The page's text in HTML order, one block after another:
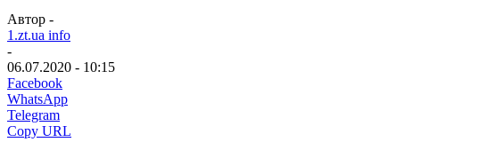
Автор -
1.zt.ua info
-
06.07.2020 - 10:15
Facebook
WhatsApp
Telegram
Copy URL